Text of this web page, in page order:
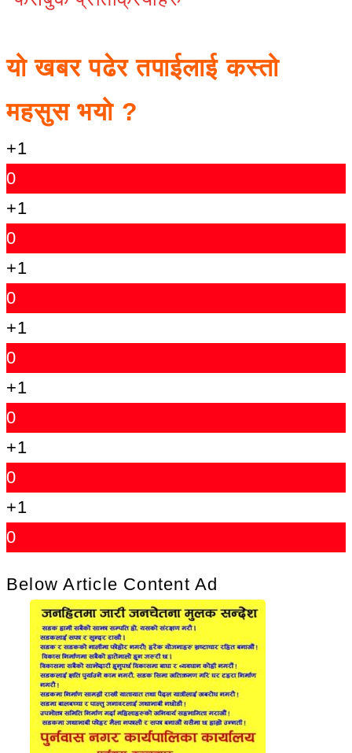
यो खबर पढेर तपाईलाई कस्तो
महसुस भयो ?
+1
0
+1
0
+1
0
+1
0
+1
0
+1
0
+1
0
Below Article Content Ad